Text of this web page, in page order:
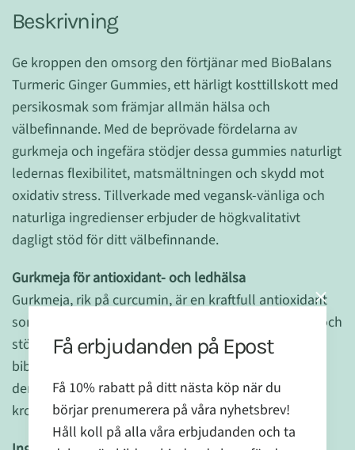
Beskrivning
Ge kroppen den omsorg den förtjänar med BioBalans
Turmeric Ginger Gummies, ett härligt kosttillskott med
persikosmak som främjar allmän hälsa och
välbefinnande. Med de beprövade fördelarna av
gurkmeja och ingefära stödjer dessa gummies naturligt
ledernas flexibilitet, matsmältningen och skydd mot
oxidativ stress. Tillverkade med vegansk-vänliga och
naturliga ingredienser erbjuder de högkvalitativt
dagligt stöd för ditt välbefinnande.
Gurkmeja för antioxidant- och ledhälsa
Gurkmeja, rik på curcumin, är en kraftfull antioxidant
som spelar en viktig roll i att minska oxidativ stress och
stödja friska leder. Studier visar att den kan bidra till
bibehållen ledflexibilitet och komfort samtidigt som
den främjar en balanserad inflammatorisk respons i
kroppen. (1,2)
Få erbjudanden på Epost
Få 10% rabatt på ditt nästa köp när du
börjar prenumerera på våra nyhetsbrev!
Håll koll på alla våra erbjudanden och ta